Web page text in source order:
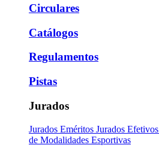
Circulares
Catálogos
Regulamentos
Pistas
Jurados
Jurados Eméritos Jurados Efetivos
de Modalidades Esportivas